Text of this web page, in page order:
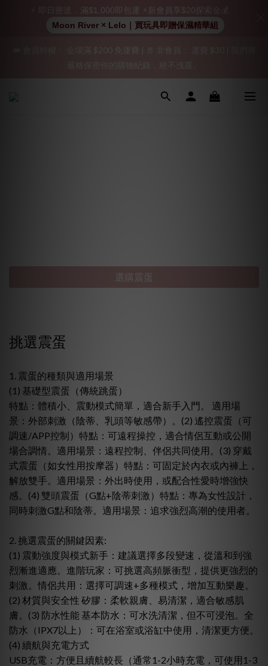
「保密出貨」（無店鋪資訊、一般紙箱）、隱私保護、加密付款、
立即註冊成為會員！
加入會員即享$20購物金  訂單商品好評再享$15購物金
👑 會員特權： 全場滿 $200 免運費 | 🚪 非會員： 運費 $30 | 我們將
嚴格保密你的購物紀錄，絕不洩露。
「保密出貨」（無店鋪資訊、一般紙箱）、隱私保護、加密付款、
選購震蛋
挑選震蛋
1. 震蛋的種類與適用場景
(1) 基礎型震蛋（傳統跳蛋）
特點：體積小、震動模式簡單，適合新手入門。 適用場
景：外部刺激（陰蒂、乳頭等敏感帶）。(2) 遙控震蛋（可
調速/APP控制）特點：可遠程操控，適合情侶互動或公開
場合調情。適用場景：遠程控制、伴侶共同使用。(3) 穿戴
式震蛋（如女性用按摩器）特點：可固定於內衣或內褲上，
解放雙手。適用場景：外出時使用，或配合性愛時增強快
感。(4) 雙頭震蛋（G點+陰蒂刺激）特點：專為女性設計，
同時刺激G點和陰蒂。適用場景：追求強烈高潮的使用者。
2. 挑選震蛋的關鍵因素:
(1) 震動強度與模式新手：建議選擇多段變速，從溫和到強
烈漸進適應。進階玩家：可挑選高頻脈衝型，提供更強烈的
刺激。情侶共用：選擇可調速+多種模式，增加互動樂趣。
(2) 材質與安全性 矽膠：柔軟親膚、易清潔，適合敏感肌
膚。(3) 防水性能 基本防水：可水洗清潔，但不可浸泡。全
防水（IPX7以上）：可在浴室或浴缸中使用，清潔更方便。
(4) 續航與充電方式
USB充電：方便且續航較長（通常1-2小時充電，可使用1-3
⚡ 即日密送．滿$1,000即包運 ⚡新會員享$20探索金💰
Moon River × Lelo｜買玩具即贈保濕精華組